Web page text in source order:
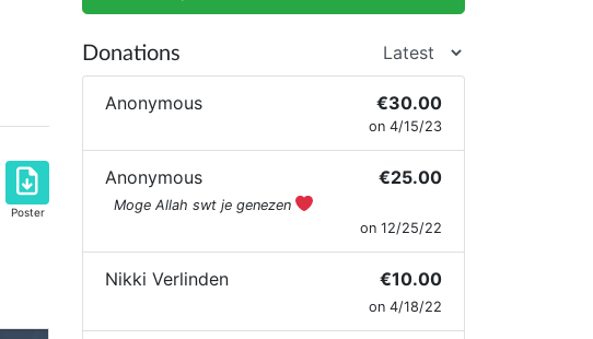
Poster
Donations
Anonymous €30.00
on 4/15/23
Anonymous €25.00
Moge Allah swt je genezen
on 12/25/22
Nikki Verlinden €10.00
on 4/18/22